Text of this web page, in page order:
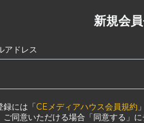
新規会
アドレス
録には「CEメディアハウス会員規約
ご同意いただける場合「同意する」